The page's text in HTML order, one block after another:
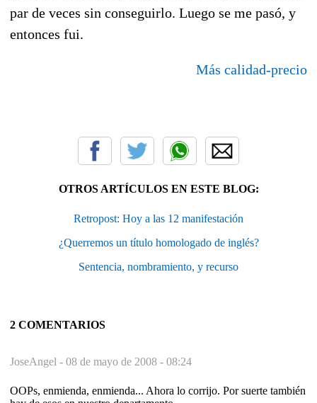
par de veces sin conseguirlo. Luego se me pasó, y
entonces fui.
Más calidad-precio
OTROS ARTÍCULOS EN ESTE BLOG:
Retropost: Hoy a las 12 manifestación
¿Querremos un título homologado de inglés?
Sentencia, nombramiento, y recurso
2 COMENTARIOS
JoseAngel - 08 de mayo de 2008 - 08:24
OOPs, enmienda, enmienda... Ahora lo corrijo. Por suerte también